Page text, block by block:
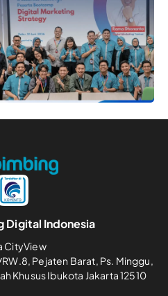
Digital Indonesia
CityView
RW.8, Pejaten Barat, Ps. Minggu,
Khusus Ibukota Jakarta 12510